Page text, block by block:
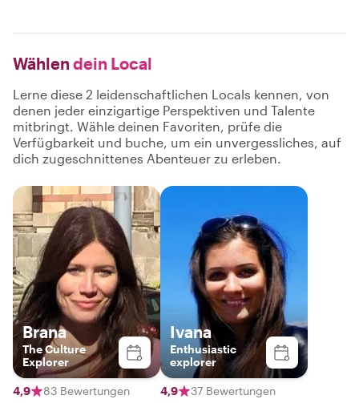
Wählen dein Local
Lerne diese 2 leidenschaftlichen Locals kennen, von
denen jeder einzigartige Perspektiven und Talente
mitbringt. Wähle deinen Favoriten, prüfe die
Verfügbarkeit und buche, um ein unvergessliches, auf
dich zugeschnittenes Abenteuer zu erleben.
Brana
The Culture
Explorer
4,9 83 Bewertungen
Ivana
Enthusiastic
explorer
4,9 37 Bewertungen